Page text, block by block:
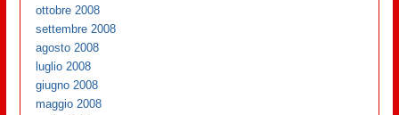
ottobre 2008
settembre 2008
agosto 2008
luglio 2008
giugno 2008
maggio 2008